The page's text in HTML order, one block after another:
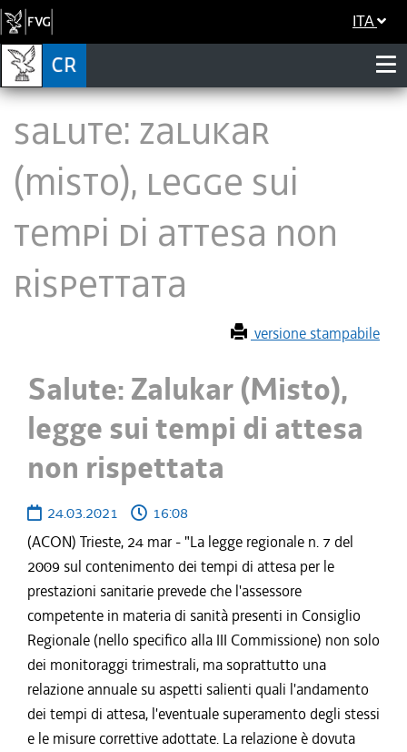
ITA
Salute: Zalukar
(Misto), legge sui
tempi di attesa non
rispettata
versione stampabile
Salute: Zalukar (Misto),
legge sui tempi di attesa
non rispettata
24.03.2021
16:08
(ACON) Trieste, 24 mar - "La legge regionale n. 7 del
2009 sul contenimento dei tempi di attesa per le
prestazioni sanitarie prevede che l'assessore
competente in materia di sanità presenti in Consiglio
Regionale (nello specifico alla III Commissione) non solo
dei monitoraggi trimestrali, ma soprattutto una
relazione annuale su aspetti salienti quali l'andamento
dei tempi di attesa, l'eventuale superamento degli stessi
e le misure correttive adottate. La relazione è dovuta